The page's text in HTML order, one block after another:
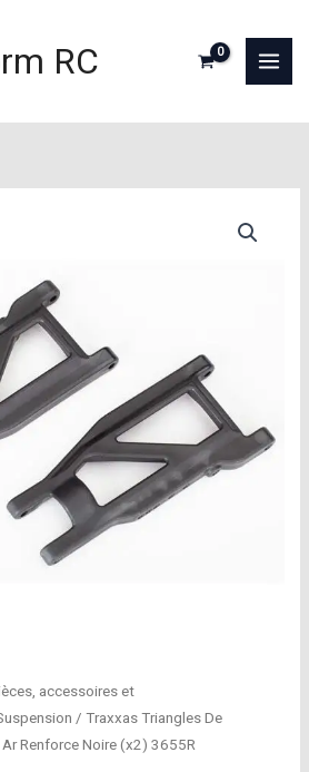
RC
accessoires et
/ Traxxas Triangles De
Renforce Noire (x2) 3655R